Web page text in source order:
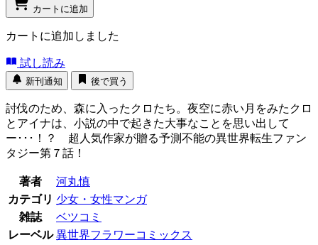
カートに追加
カートに追加しました
試し読み
新刊通知 後で買う
討伐のため、森に入ったクロたち。夜空に赤い月をみたクロ
とアイナは、小説の中で起きた大事なことを思い出して
ー･･･！？ 超人気作家が贈る予測不能の異世界転生ファン
タジー第７話！
著者
河丸慎
カテゴリ 少女・女性マンガ
雑誌
ベツコミ
レーベル 異世界フラワーコミックス